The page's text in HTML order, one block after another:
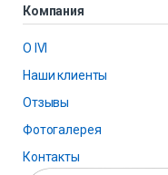
Компания
О IVI
Наши клиенты
Отзывы
Фотогалерея
Контакты